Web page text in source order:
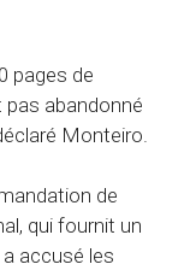
pages de
pas abandonné
Monteiro.
de
qui fournit un
accusé les